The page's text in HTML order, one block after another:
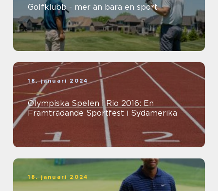
Golfklubb - mer än bara en sport
18. januari 2024
Olympiska Spelen i Rio 2016: En
Framträdande Sportfest i Sydamerika
18. januari 2024